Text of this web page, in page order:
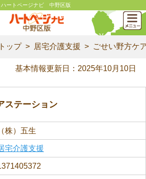
ートページナビ 中野区版
ップ 居宅介護支援 ごせい野方ケ
基本情報更新日：2025年10月10日
ステーション
（株）五生
宅介護支援